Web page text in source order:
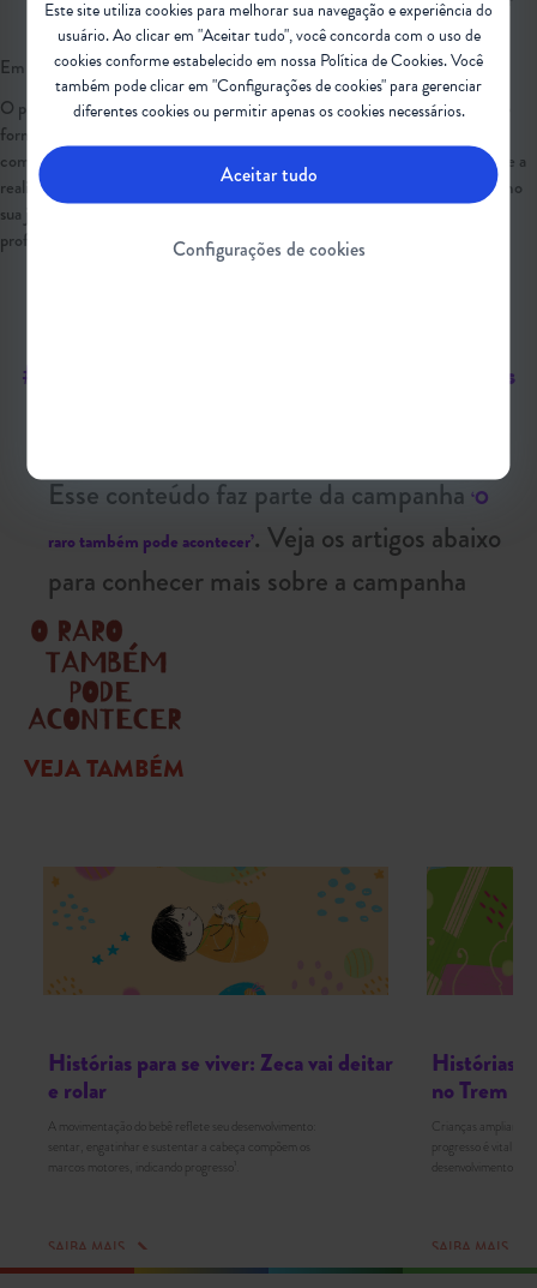
Este site utiliza cookies para melhorar sua navegação e experiência do
usuário. Ao clicar em "Aceitar tudo", você concorda com o uso de
cookies conforme estabelecido em nossa Política de Cookies. Você
também pode clicar em "Configurações de cookies" para gerenciar
diferentes cookies ou permitir apenas os cookies necessários.
Aceitar tudo
Configurações de cookies
milestones. Development. 2006;2006.
Em dúvida sobre algum termo desta matéria?Confira o glossário.
O presente relato foi voluntário, não remunerado, e houve consentimento
formal por parte da participante – tanto do direito de reprodução do texto
como da imagem. A finalidade é exclusivamente para conscientização sobre a
realidade da AME no Brasil. Reforçamos que cada pessoa é única, bem como
sua jornada, e que o cuidado deve ser discutido individualmente, com os
profissionais adequados.
#AtrofiaMuscularEspinhal #MarcosMotores
Esse conteúdo faz parte da campanha‘O
raro também pode acontecer’. Veja os artigos abaixo
para conhecer mais sobre a campanha
VEJA TAMBÉM
Histórias para se viver: Zeca vai deitar
e rolar
A movimentação do bebê reflete seu desenvolvimento:
sentar, engatinhar e sustentar a cabeça compõem os
marcos motores, indicando progresso¹.
SAIBA MAIS
Histórias
no Trem
Crianças ampliam
progresso é vital
desenvolvimento
SAIBA MAIS